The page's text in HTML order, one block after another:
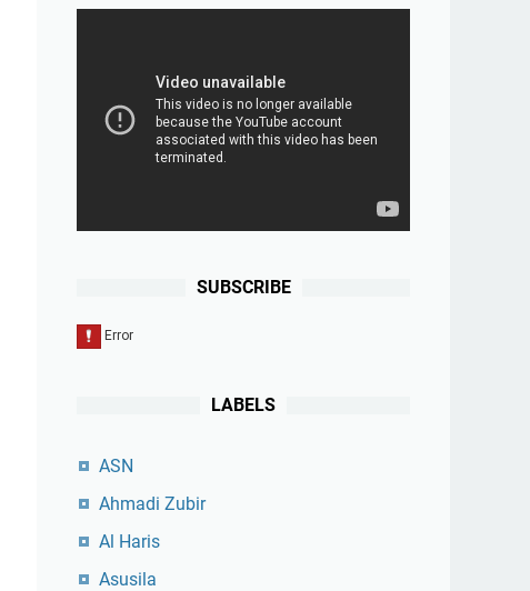
SUBSCRIBE
LABELS
ASN
Ahmadi Zubir
Al Haris
Asusila